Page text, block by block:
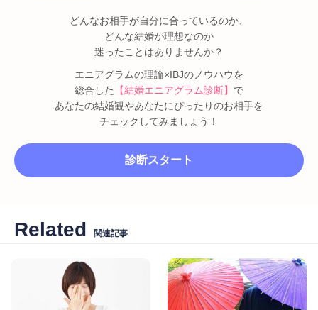
どんなお相手が自分に合っているのか、
どんな結婚が理想なのか
迷ったことはありませんか？
エニアグラムの理論×IBJのノウハウを
総合した
【結婚エニアグラム診断】 で
あなたの結婚観やあなたにぴったりのお相手を
チェックしてみましょう！
診断スタート
Related 関連記事